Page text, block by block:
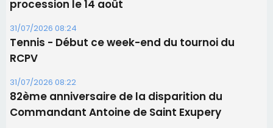
projection sous les étoiles
06/08/2026 15:04
Alata - Soirée Tango Argentin au stade de San
Benedetto
05/08/2026 09:53
Biguglia : messe de la Sainte-Marie et
procession le 14 août